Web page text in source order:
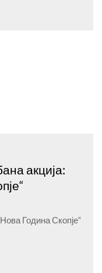
акција:
Година Скопје“